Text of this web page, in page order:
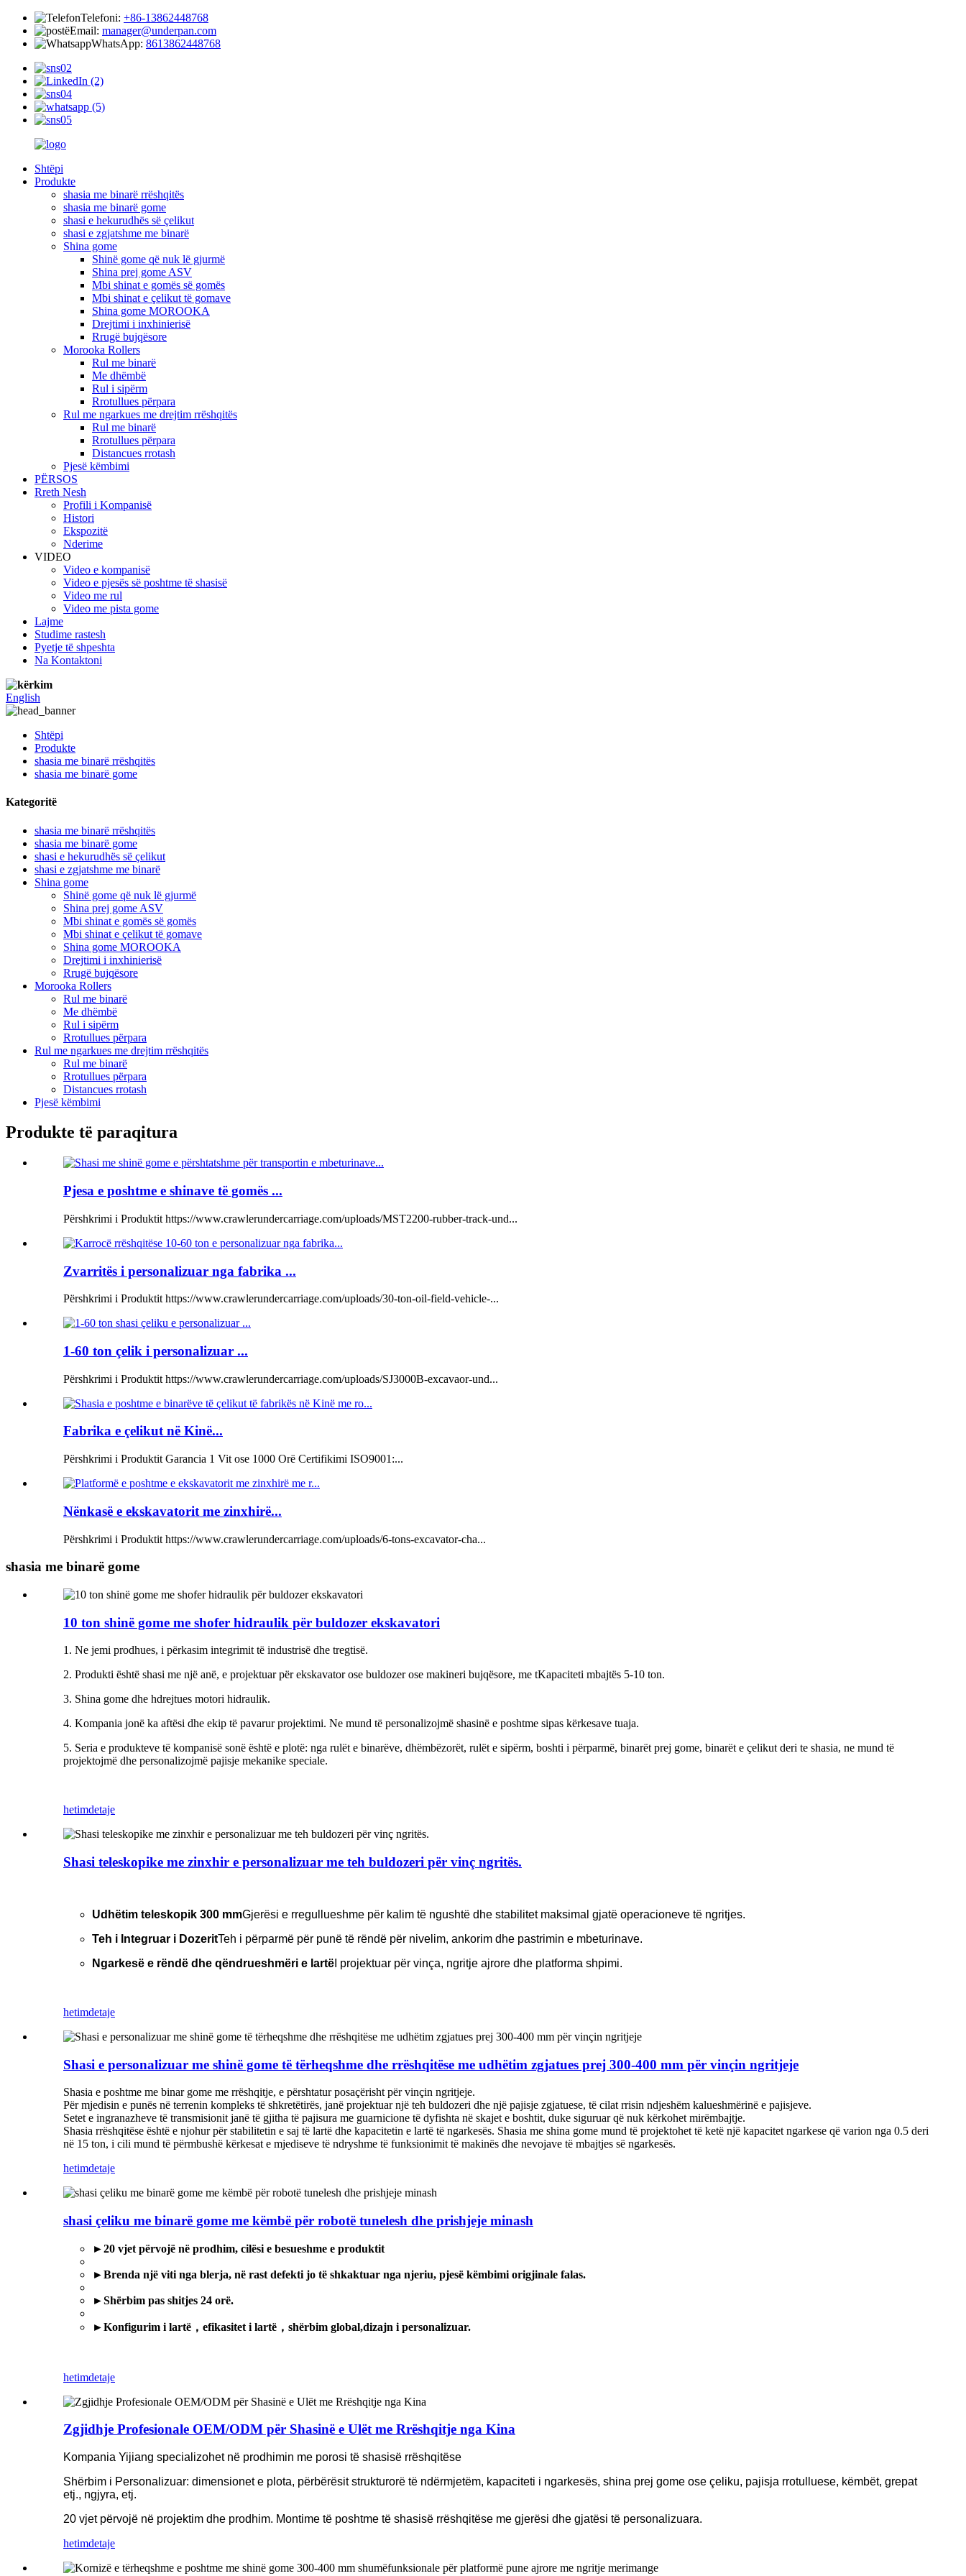
Telefoni: +86-13862448768
Email: manager@underpan.com
WhatsApp: 8613862448768
Shtëpi
Produkte
shasia me binarë rrëshqitës
shasia me binarë gome
shasi e hekurudhës së çelikut
shasi e zgjatshme me binarë
Shina gome
Shinë gome që nuk lë gjurmë
Shina prej gome ASV
Mbi shinat e gomës së gomës
Mbi shinat e çelikut të gomave
Shina gome MOROOKA
Drejtimi i inxhinierisë
Rrugë bujqësore
Morooka Rollers
Rul me binarë
Me dhëmbë
Rul i sipërm
Rrotullues përpara
Rul me ngarkues me drejtim rrëshqitës
Rul me binarë
Rrotullues përpara
Distancues rrotash
Pjesë këmbimi
PËRSOS
Rreth Nesh
Profili i Kompanisë
Histori
Ekspozitë
Nderime
VIDEO
Video e kompanisë
Video e pjesës së poshtme të shasisë
Video me rul
Video me pista gome
Lajme
Studime rastesh
Pyetje të shpeshta
Na Kontaktoni
English
Shtëpi
Produkte
shasia me binarë rrëshqitës
shasia me binarë gome
Kategoritë
shasia me binarë rrëshqitës
shasia me binarë gome
shasi e hekurudhës së çelikut
shasi e zgjatshme me binarë
Shina gome
Shinë gome që nuk lë gjurmë
Shina prej gome ASV
Mbi shinat e gomës së gomës
Mbi shinat e çelikut të gomave
Shina gome MOROOKA
Drejtimi i inxhinierisë
Rrugë bujqësore
Morooka Rollers
Rul me binarë
Me dhëmbë
Rul i sipërm
Rrotullues përpara
Rul me ngarkues me drejtim rrëshqitës
Rul me binarë
Rrotullues përpara
Distancues rrotash
Pjesë këmbimi
Produkte të paraqitura
Pjesa e poshtme e shinave të gomës ...
Përshkrimi i Produktit https://www.crawlerundercarriage.com/uploads/MST2200-rubber-track-und...
Zvarritës i personalizuar nga fabrika ...
Përshkrimi i Produktit https://www.crawlerundercarriage.com/uploads/30-ton-oil-field-vehicle-...
1-60 ton çelik i personalizuar ...
Përshkrimi i Produktit https://www.crawlerundercarriage.com/uploads/SJ3000B-excavaor-und...
Fabrika e çelikut në Kinë...
Përshkrimi i Produktit Garancia 1 Vit ose 1000 Orë Certifikimi ISO9001:...
Nënkasë e ekskavatorit me zinxhirë...
Përshkrimi i Produktit https://www.crawlerundercarriage.com/uploads/6-tons-excavator-cha...
shasia me binarë gome
10 ton shinë gome me shofer hidraulik për buldozer ekskavatori
1. Ne jemi prodhues, i përkasim integrimit të industrisë dhe tregtisë.
2. Produkti është shasi me një anë, e projektuar për ekskavator ose buldozer ose makineri bujqësore, me tKapaciteti mbajtës 5-10 ton.
3. Shina gome dhe hdrejtues motori hidraulik.
4. Kompania jonë ka aftësi dhe ekip të pavarur projektimi. Ne mund të personalizojmë shasinë e poshtme sipas kërkesave tuaja.
5. Seria e produkteve të kompanisë sonë është e plotë: nga rulët e binarëve, dhëmbëzorët, rulët e sipërm, boshti i përparmë, binarët prej gome, binarët e çelikut deri te shasia, ne mund të
projektojmë dhe personalizojmë pajisje mekanike speciale.
hetimdetaje
Shasi teleskopike me zinxhir e personalizuar me teh buldozeri për vinç ngritës.
Udhëtim teleskopik 300 mmGjerësi e rregullueshme për kalim të ngushtë dhe stabilitet maksimal gjatë operacioneve të ngritjes.
Teh i Integruar i DozeritTeh i përparmë për punë të rëndë për nivelim, ankorim dhe pastrimin e mbeturinave.
Ngarkesë e rëndë dhe qëndrueshmëri e lartë I projektuar për vinça, ngritje ajrore dhe platforma shpimi.
hetimdetaje
Shasi e personalizuar me shinë gome të tërheqshme dhe rrëshqitëse me udhëtim zgjatues prej 300-400 mm për vinçin ngritjeje
Shasia e poshtme me binar gome me rrëshqitje, e përshtatur posaçërisht për vinçin ngritjeje.
Për mjedisin e punës në terrenin kompleks të shkretëtirës, ​​janë projektuar një teh buldozeri dhe një pajisje zgjatuese, të cilat rrisin ndjeshëm kalueshmërinë e pajisjeve.
Setet e ingranazheve të transmisionit janë të gjitha të pajisura me guarnicione të dyfishta në skajet e boshtit, duke siguruar që nuk kërkohet mirëmbajtje.
Shasia rrëshqitëse është e njohur për stabilitetin e saj të lartë dhe kapacitetin e lartë të ngarkesës. Shasia me shina gome mund të projektohet të ketë një kapacitet ngarkese që varion nga 0.5 deri
në 15 ton, i cili mund të përmbushë kërkesat e mjediseve të ndryshme të funksionimit të makinës dhe nevojave të mbajtjes së ngarkesës.
hetimdetaje
shasi çeliku me binarë gome me këmbë për robotë tunelesh dhe prishjeje minash
►20 vjet përvojë në prodhim, cilësi e besueshme e produktit
►Brenda një viti nga blerja, në rast defekti jo të shkaktuar nga njeriu, pjesë këmbimi origjinale falas.
►Shërbim pas shitjes 24 orë.
►Konfigurim i lartë ， efikasitet i lartë ， shërbim global,dizajn i personalizuar.
hetimdetaje
Zgjidhje Profesionale OEM/ODM për Shasinë e Ulët me Rrëshqitje nga Kina
Kompania Yijiang specializohet në prodhimin me porosi të shasisë rrëshqitëse
Shërbim i Personalizuar: dimensionet e plota, përbërësit strukturorë të ndërmjetëm, kapaciteti i ngarkesës, shina prej gome ose çeliku, pajisja rrotulluese, këmbët, grepat
etj., ngjyra, etj.
20 vjet përvojë në projektim dhe prodhim. Montime të poshtme të shasisë rrëshqitëse me gjerësi dhe gjatësi të personalizuara.
hetimdetaje